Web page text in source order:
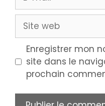
Enregistrer mon
site dans le
prochain